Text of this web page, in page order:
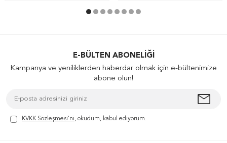
E-BÜLTEN ABONELIĞI
Kampanya ve yeniliklerden haberdar olmak için e-bültenimize
abone olun!
KVKK Sözleşmesi'ni, okudum, kabul ediyorum.